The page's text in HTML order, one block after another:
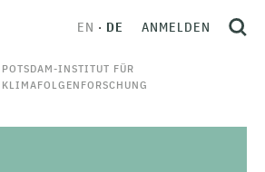
POTSDAM-INSTITUT FÜR
KLIMAFOLGENFORSCHUNG
EN DE ANMELDEN